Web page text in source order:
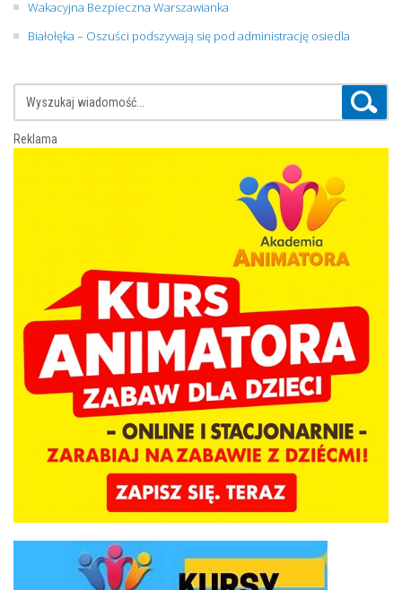
Wakacyjna Bezpieczna Warszawianka
Białołęka – Oszuści podszywają się pod administrację osiedla
Reklama